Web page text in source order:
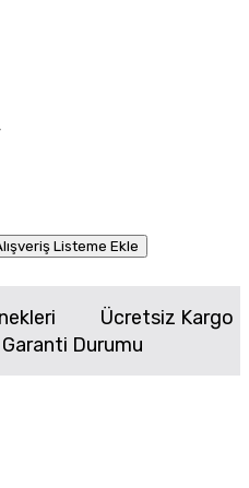
Listeme Ekle
Ücretsiz Kargo
Garanti Durumu